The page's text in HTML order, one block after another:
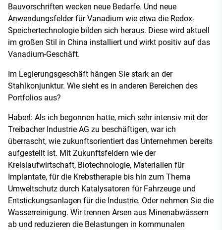
Bauvorschriften wecken neue Bedarfe. Und neue
Anwendungsfelder für Vanadium wie etwa die Redox-
Speichertechnologie bilden sich heraus. Diese wird aktuell
im großen Stil in China installiert und wirkt positiv auf das
Vanadium-Geschäft.
Im Legierungsgeschäft hängen Sie stark an der
Stahlkonjunktur. Wie sieht es in anderen Bereichen des
Portfolios aus?
Haberl: Als ich begonnen hatte, mich sehr intensiv mit der
Treibacher Industrie AG zu beschäftigen, war ich
überrascht, wie zukunftsorientiert das Unternehmen bereits
aufgestellt ist. Mit Zukunftsfeldern wie der
Kreislaufwirtschaft, Biotechnologie, Materialien für
Implantate, für die Krebstherapie bis hin zum Thema
Umweltschutz durch Katalysatoren für Fahrzeuge und
Entstickungsanlagen für die Industrie. Oder nehmen Sie die
Wasserreinigung. Wir trennen Arsen aus Minenabwässern
ab und reduzieren die Belastungen in kommunalen